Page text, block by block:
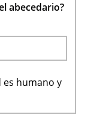
abecedario?
es humano y